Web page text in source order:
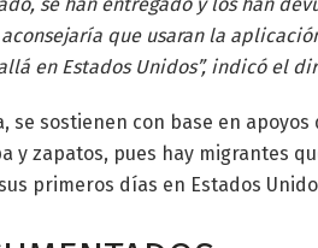
se han entregado y los han
que usaran la
en Estados Unidos”, indicó el
se sostienen con base en apoyos
y zapatos, pues hay migrantes
primeros días en Estados